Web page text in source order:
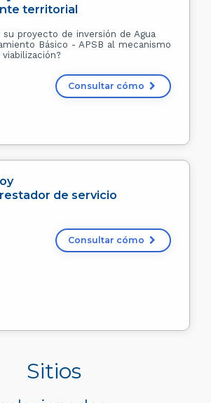
territorial
su proyecto de inversión de Agua
Básico - APSB al mecanismo
Consultar cómo
de servicio
Consultar cómo
Sitios